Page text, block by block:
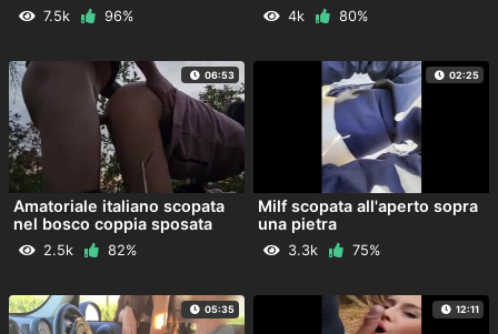
7.5k 96% 4k 80%
06:53
Amatoriale italiano scopata
nel bosco coppia sposata
2.5k 82%
02:25
Milf scopata all'aperto sopra
una pietra
3.3k 75%
05:35 12:11